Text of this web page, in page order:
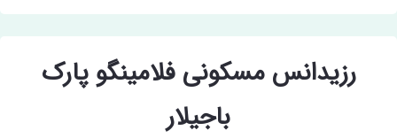
رزیدانس مسکونی فلامینگو پارک
باجیلار